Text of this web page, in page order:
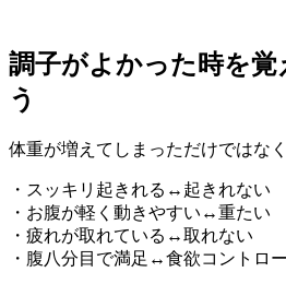
調子がよかった時を覚
う
体重が増えてしまっただけではなく
・スッキリ起きれる↔︎起きれない
・お腹が軽く動きやすい↔︎重たい
・疲れが取れている↔︎取れない
・腹八分目で満足↔︎食欲コントロ